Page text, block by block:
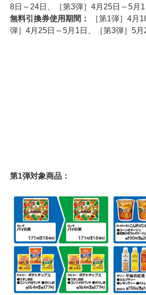
8日～24日、［第3弾］4月25日～5月1
無料引換券使用期間：
［第1弾］4月
弾］4月25日～5月1日、［第3弾］5月
第1弾対象商品：